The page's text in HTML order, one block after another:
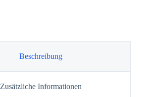
Beschreibung
Zusätzliche Informationen